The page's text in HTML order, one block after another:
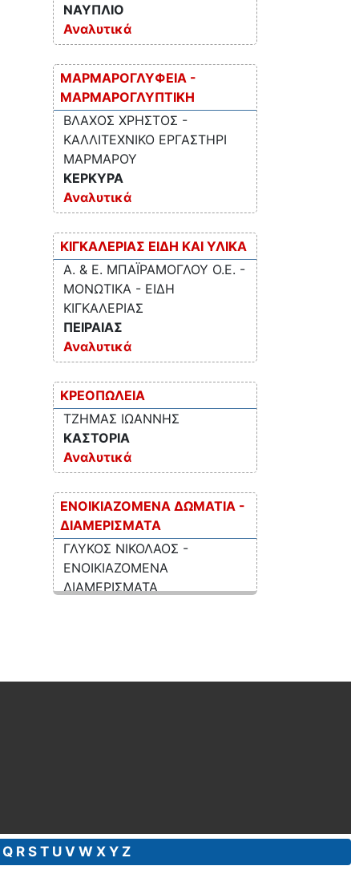
ΝΑΥΠΛΙΟ
Αναλυτικά
ΜΑΡΜΑΡΟΓΛΥΦΕΙΑ -
ΜΑΡΜΑΡΟΓΛΥΠΤΙΚΗ
ΒΛΑΧΟΣ ΧΡΗΣΤΟΣ -
ΚΑΛΛΙΤΕΧΝΙΚΟ ΕΡΓΑΣΤΗΡΙ
ΜΑΡΜΑΡΟΥ
ΚΕΡΚΥΡΑ
Αναλυτικά
ΚΙΓΚΑΛΕΡΙΑΣ ΕΙΔΗ ΚΑΙ ΥΛΙΚΑ
Α. & Ε. ΜΠΑΪΡΑΜΟΓΛΟΥ Ο.Ε. -
ΜΟΝΩΤΙΚΑ - ΕΙΔΗ
ΚΙΓΚΑΛΕΡΙΑΣ
ΠΕΙΡΑΙΑΣ
Αναλυτικά
ΚΡΕΟΠΩΛΕΙΑ
ΤΖΗΜΑΣ ΙΩΑΝΝΗΣ
ΚΑΣΤΟΡΙΑ
Αναλυτικά
ΕΝΟΙΚΙΑΖΟΜΕΝΑ ΔΩΜΑΤΙΑ -
ΔΙΑΜΕΡΙΣΜΑΤΑ
ΓΛΥΚΟΣ ΝΙΚΟΛΑΟΣ -
ΕΝΟΙΚΙΑΖΟΜΕΝΑ
ΔΙΑΜΕΡΙΣΜΑΤΑ
Q R S T U V W X Y Z